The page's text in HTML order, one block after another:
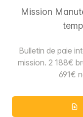
Mission
Bulletin de paie
mission. 2 188€
691€